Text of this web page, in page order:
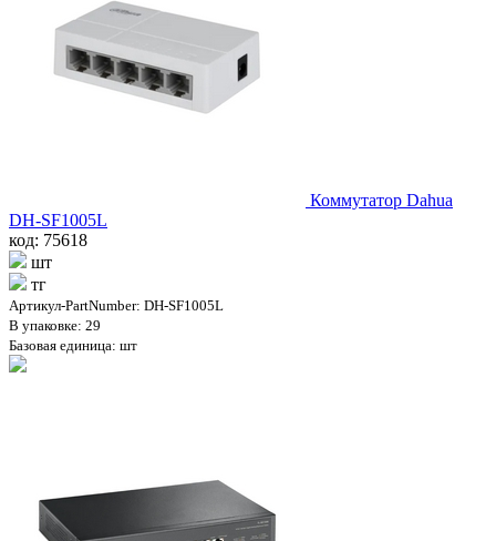
Коммутатор Dahua
DH-SF1005L
код: 75618
шт
тг
Артикул-PartNumber: DH-SF1005L
В упаковке: 29
Базовая единица: шт